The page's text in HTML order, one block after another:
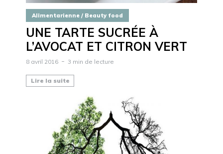
Alimentarienne / Beauty food
UNE TARTE SUCRÉE À
L’AVOCAT ET CITRON VERT
8 avril 2016 3 min de lecture
Lire la suite